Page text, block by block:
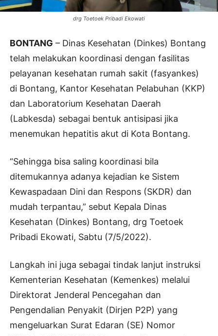
drg Toetoek Pribadi Ekowati
BONTANG – Dinas Kesehatan (Dinkes) Bontang
telah melakukan koordinasi dengan fasilitas
pelayanan kesehatan rumah sakit (fasyankes)
di Bontang, Kantor Kesehatan Pelabuhan (KKP)
dan Laboratorium Kesehatan Daerah
(Labkesda) sebagai bentuk antisipasi jika
menemukan hepatitis akut di Kota Bontang.
“Sehingga bisa saling koordinasi bila
ditemukannya adanya kejadian ke Sistem
Kewaspadaan Dini dan Respons (SKDR) dan
mudah terpantau,” sebut Kepala Dinas
Kesehatan (Dinkes) Bontang, drg Toetoek
Pribadi Ekowati, Sabtu (7/5/2022).
Langkah ini juga sebagai tindak lanjut instruksi
Kementerian Kesehatan (Kemenkes) melalui
Direktorat Jenderal Pencegahan dan
Pengendalian Penyakit (Dirjen P2P) yang
mengeluarkan Surat Edaran (SE) Nomor